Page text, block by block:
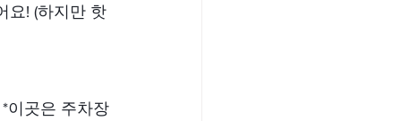
요! (하지만 핫
이곳은 주차장